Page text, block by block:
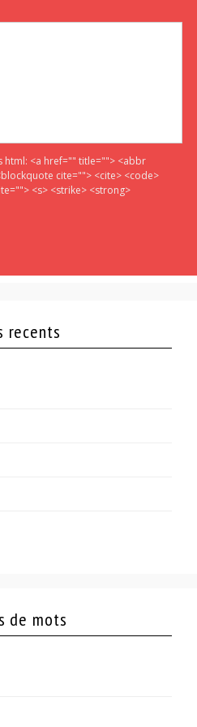
html: <a href="" title=""> <abbr
cite=""> <cite> <code>
<s> <strike> <strong>
recents
de mots